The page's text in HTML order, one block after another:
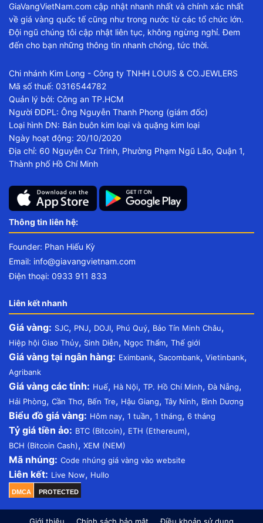
GiaVangVietNam.com cập nhật nhanh nhất và chính xác nhất
về giá vàng quốc tế cũng như trong nước từ các tổ chức lớn.
Đội ngũ chúng tôi cập nhật liên tục, không ngừng nghỉ. Đem
đến cho bạn những thông tin nhanh chóng, tức thời.
Chi nhánh Kim Long - Công ty TNHH LOUIS & CO.JEWLERS
Mã số thuế: 0316544782
Quản lý bởi: Công an TP.HCM
Người ĐDPL: Ông Nguyễn Thanh Phong (giám đốc)
Loại hình DN: Bán buôn kim loại và quặng kim loại
Ngày hoạt động: 20/10/2020
Địa chỉ: 60 Nguyễn Cư Trinh, Phường Phạm Ngũ Lão, Quận 1,
Thành phố Hồ Chí Minh
Thông tin liên hệ:
Founder: Phan Hiếu Kỳ
Email: info@giavangvietnam.com
Điện thoại: 0933 911 833
Liên kết nhanh
Giá vàng: SJC, PNJ, DOJI, Phú Quý, Bảo Tín Minh Châu,
Hiệp hội Giao Thủy, Sinh Diễn, Ngọc Thẩm, Thế giới
Giá vàng tại ngân hàng: Eximbank, Sacombank, Vietinbank,
Agribank
Giá vàng các tỉnh: Huế, Hà Nội, TP. Hồ Chí Minh,Đà Nẵng,
Hải Phòng, Cần Thơ, Bến Tre, Hậu Giang, Tây Ninh, Bình Dương
Biểu đồ giá vàng: Hôm nay, 1 tuần, 1 tháng, 6 tháng
Tỷ giá tiền ảo: BTC (Bitcoin), ETH (Ethereum),
BCH (Bitcoin Cash), XEM (NEM)
Mã nhúng: Code nhúng giá vàng vào website
Liên kết: Live Now, Hullo
DMCA PROTECTED
Giới thiệu Chính sách bảo mật Điều khoản sử dụng